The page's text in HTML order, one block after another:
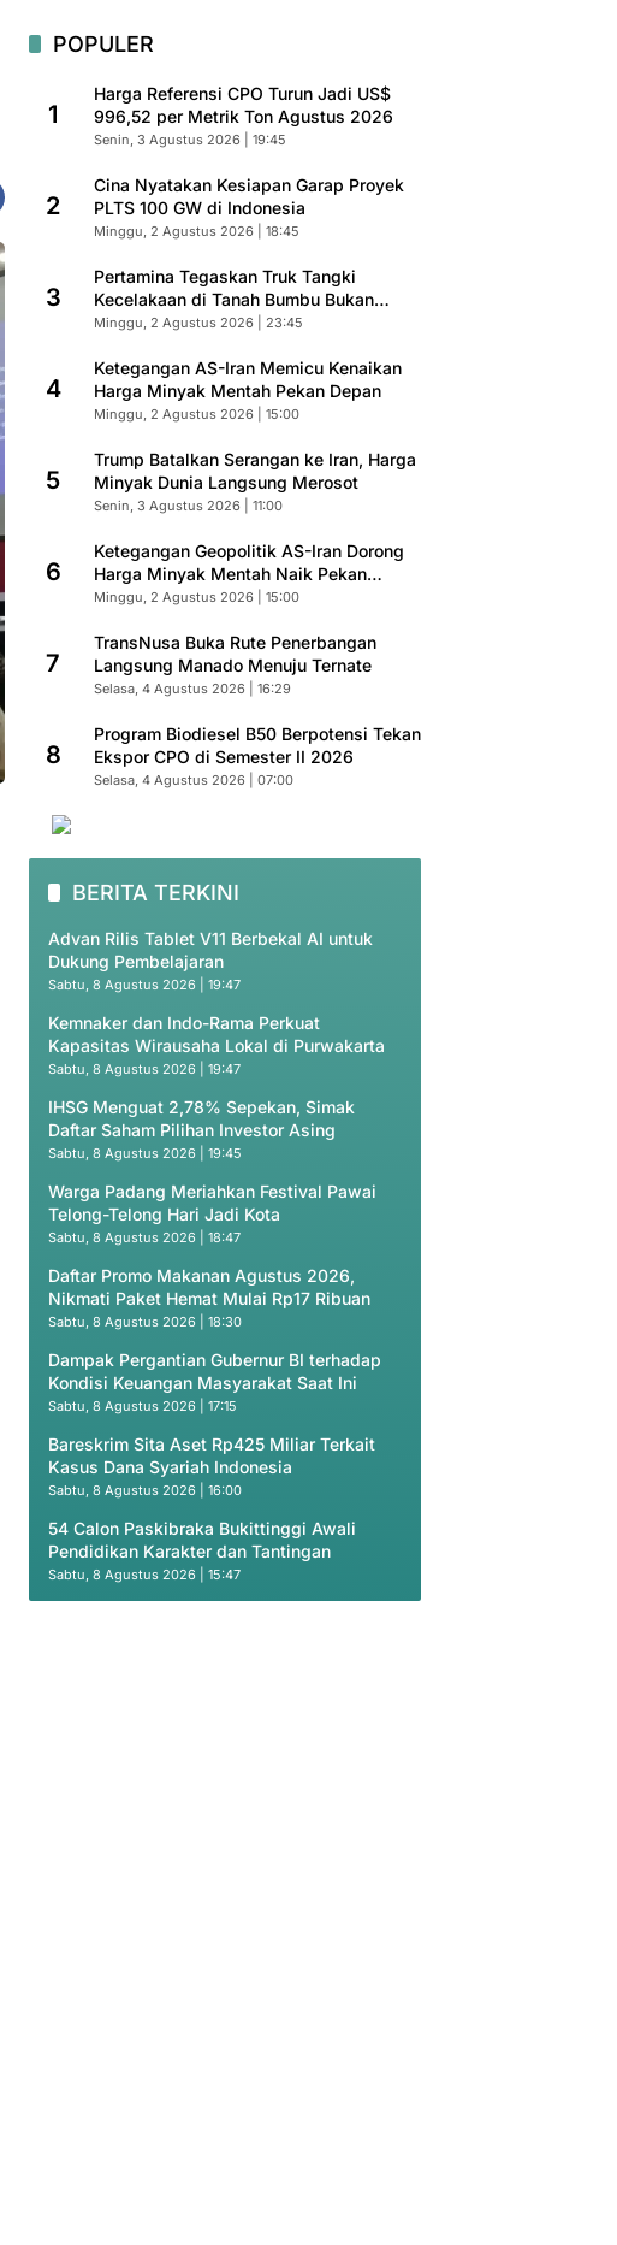
POPULER
1
Harga Referensi CPO Turun Jadi US$
996,52 per Metrik Ton Agustus 2026
Senin, 3 Agustus 2026 | 19:45
2
Cina Nyatakan Kesiapan Garap Proyek
PLTS 100 GW di Indonesia
Minggu, 2 Agustus 2026 | 18:45
3
Pertamina Tegaskan Truk Tangki
Kecelakaan di Tanah Bumbu Bukan
Armada Resmi
Minggu, 2 Agustus 2026 | 23:45
4
Ketegangan AS-Iran Memicu Kenaikan
Harga Minyak Mentah Pekan Depan
Minggu, 2 Agustus 2026 | 15:00
5
Trump Batalkan Serangan ke Iran, Harga
Minyak Dunia Langsung Merosot
Senin, 3 Agustus 2026 | 11:00
6
Ketegangan Geopolitik AS-Iran Dorong
Harga Minyak Mentah Naik Pekan
Depan
Minggu, 2 Agustus 2026 | 15:00
7
TransNusa Buka Rute Penerbangan
Langsung Manado Menuju Ternate
Selasa, 4 Agustus 2026 | 16:29
8
Program Biodiesel B50 Berpotensi Tekan
Ekspor CPO di Semester II 2026
Selasa, 4 Agustus 2026 | 07:00
BERITA TERKINI
Advan Rilis Tablet V11 Berbekal AI untuk
Dukung Pembelajaran
Sabtu, 8 Agustus 2026 | 19:47
Kemnaker dan Indo-Rama Perkuat
Kapasitas Wirausaha Lokal di Purwakarta
Sabtu, 8 Agustus 2026 | 19:47
IHSG Menguat 2,78% Sepekan, Simak
Daftar Saham Pilihan Investor Asing
Sabtu, 8 Agustus 2026 | 19:45
Warga Padang Meriahkan Festival Pawai
Telong-Telong Hari Jadi Kota
Sabtu, 8 Agustus 2026 | 18:47
Daftar Promo Makanan Agustus 2026,
Nikmati Paket Hemat Mulai Rp17 Ribuan
Sabtu, 8 Agustus 2026 | 18:30
Dampak Pergantian Gubernur BI terhadap
Kondisi Keuangan Masyarakat Saat Ini
Sabtu, 8 Agustus 2026 | 17:15
Bareskrim Sita Aset Rp425 Miliar Terkait
Kasus Dana Syariah Indonesia
Sabtu, 8 Agustus 2026 | 16:00
54 Calon Paskibraka Bukittinggi Awali
Pendidikan Karakter dan Tantingan
Sabtu, 8 Agustus 2026 | 15:47